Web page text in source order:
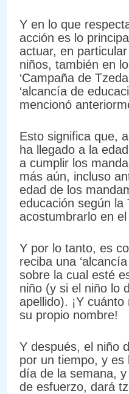
Y en lo que
acción es lo
actuar, en
niños, también en
‘Campaña de
‘alcancía de
mencionó
Esto significa que,
ha llegado a la
a cumplir los
más aún, incluso
edad de los
educación según la
acostumbrarlo en
Y por lo tanto, es
reciba una
sobre la cual esté
niño (y si el niño lo
apellido). ¡Y
su propio nombre!
Y después, el niño
por un tiempo, y es
día de la semana,
de esfuerzo, dará